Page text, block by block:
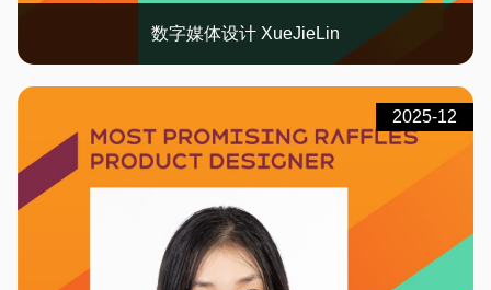
数字媒体设计 XueJieLin
2025-12